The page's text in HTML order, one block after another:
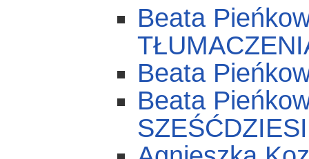
Beata
Beata
Beata